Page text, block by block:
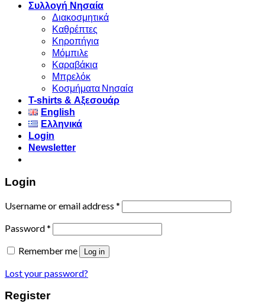
Συλλογή Νησαία
Διακοσμητικά
Καθρέπτες
Κηροπήγια
Μόμπιλε
Καραβάκια
Μπρελόκ
Κοσμήματα Νησαία
Τ-shirts & Αξεσουάρ
English
Ελληνικά
Login
Newsletter
Login
Username or email address *
Password*
Remember me
Log in
Lost your password?
Register